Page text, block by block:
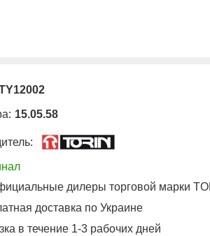
15.05.58
дилеры торговой марки
доставка по Украине
в течение 1-3 рабочих дней